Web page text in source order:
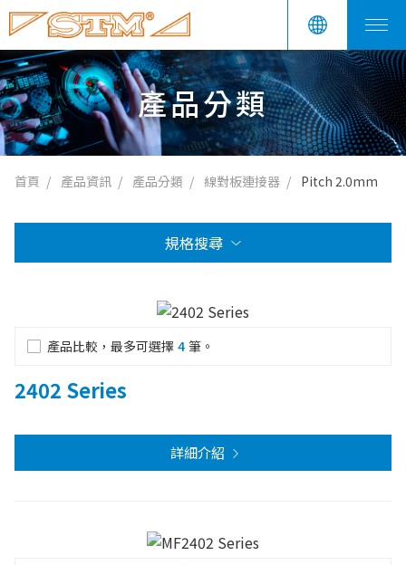
產品分類
首頁 產品資訊 產品分類 線對板連接器 Pitch 2.0mm
規格搜尋
產品比較，最多可選擇 4 筆。
2402 Series
詳細介紹